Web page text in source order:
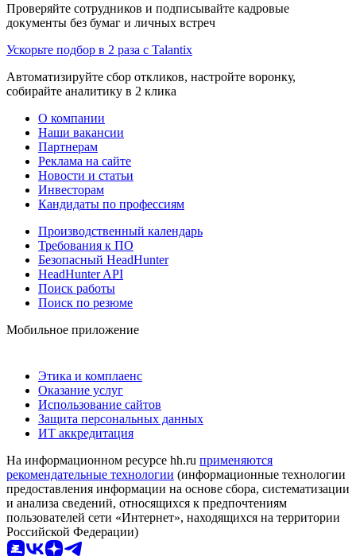
Проверяйте сотрудников и подписывайте кадровые
документы без бумаг и личных встреч
Ускорьте подбор в 2 раза с Talantix
Автоматизируйте сбор откликов, настройте воронку,
собирайте аналитику в 2 клика
О компании
Наши вакансии
Партнерам
Реклама на сайте
Новости и статьи
Инвесторам
Кандидаты по профессиям
Производственный календарь
Требования к ПО
Безопасный HeadHunter
HeadHunter API
Поиск работы
Поиск по резюме
Мобильное приложение
Этика и комплаенс
Оказание услуг
Использование сайтов
Защита персональных данных
ИТ аккредитация
На информационном ресурсе hh.ru применяются
рекомендательные технологии (информационные технологии
предоставления информации на основе сбора, систематизации
и анализа сведений, относящихся к предпочтениям
пользователей сети «Интернет», находящихся на территории
Российской Федерации)